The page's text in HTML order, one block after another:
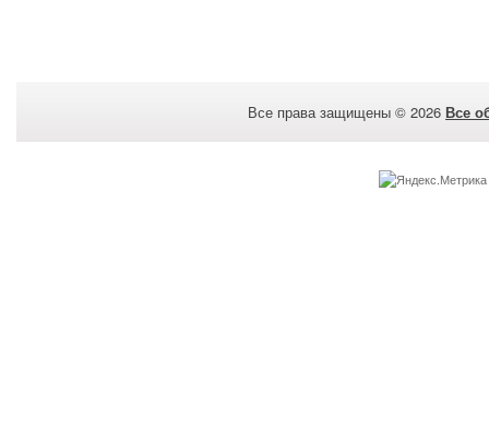
Все права защищены © 2026 Все